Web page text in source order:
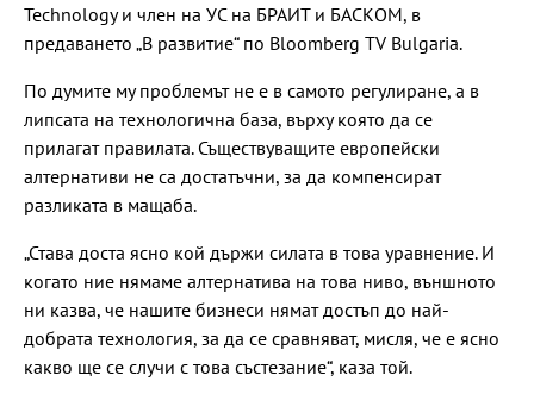
Technology и член на УС на БРАИТ и БАСКОМ, в
предаването „В развитие“ по Bloomberg TV Bulgaria.
По думите му проблемът не е в самото регулиране, а в
липсата на технологична база, върху която да се
прилагат правилата. Съществуващите европейски
алтернативи не са достатъчни, за да компенсират
разликата в мащаба.
„Става доста ясно кой държи силата в това уравнение. И
когато ние нямаме алтернатива на това ниво, външното
ни казва, че нашите бизнеси нямат достъп до най-
добрата технология, за да се сравняват, мисля, че е ясно
какво ще се случи с това състезание“, каза той.